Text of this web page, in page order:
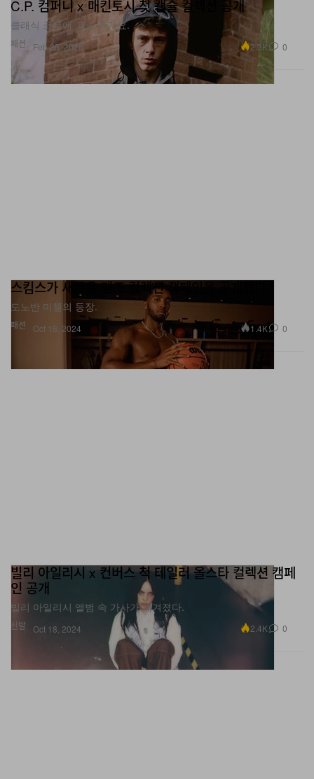
패션
C.P. 컴퍼니 x 매킨토시 첫 캡슐 컬렉션 공개
클래식 코트에 고글 추가요.
Feb 25, 2026 2.3K 0
패션
스킴스가 새로운 맨즈 컬렉션 캠페인을 공개했다
도노반 미첼의 등장.
Oct 18, 2024 1.4K 0
신발
빌리 아일리시 x 컨버스 척 테일러 올스타 컬렉션 캠페
인 공개
빌리 아일리시 앨범 속 가사가 새겨졌다.
Oct 18, 2024 2.4K 0